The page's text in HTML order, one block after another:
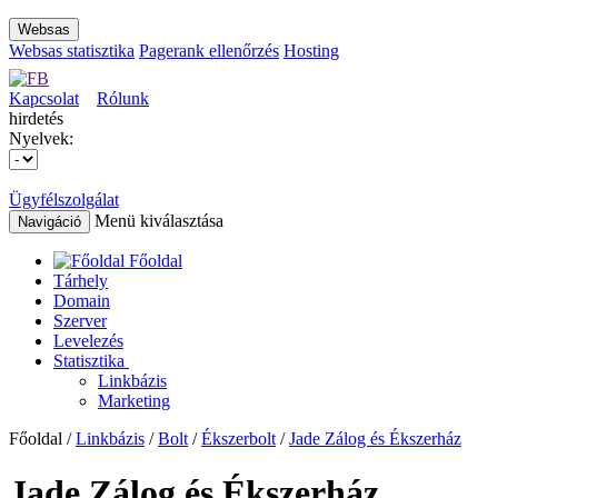
Websas
Websas statisztika Pagerank ellenőrzés Hosting
Kapcsolat
Rólunk
hirdetés
Nyelvek:
Ügyfélszolgálat
Navigáció Menü kiválasztása
Főoldal
Tárhely
Domain
Szerver
Levelezés
Statisztika
Linkbázis
Marketing
Főoldal /Linkbázis /Bolt /Ékszerbolt /Jade Zálog és Ékszerház